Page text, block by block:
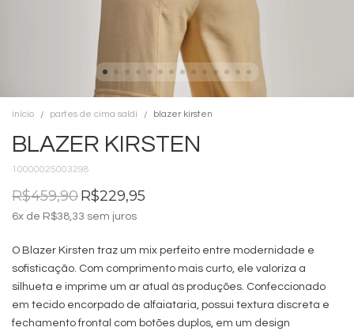
início partes de cima saldi blazer kirsten
BLAZER KIRSTEN
10000025003298
R$459,90R$229,95
6x de R$38,33 sem juros
O Blazer Kirsten traz um mix perfeito entre modernidade e
sofisticação. Com comprimento mais curto, ele valoriza a
silhueta e imprime um ar atual às produções. Confeccionado
em tecido encorpado de alfaiataria, possui textura discreta e
fechamento frontal com botões duplos, em um design